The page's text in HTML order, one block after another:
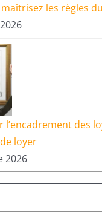
les règles
l’encadrement des
loyer
2026